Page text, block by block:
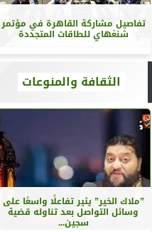
تفاصيل مشاركة القاهرة في مؤتمر
شنغهاي للطاقات المتجددة
الثقافة والمنوعات
”ملاك الخير” يثير تفاعلًا واسعًا على
وسائل التواصل بعد تناوله قضية
سجين...